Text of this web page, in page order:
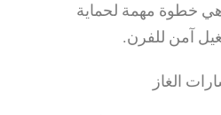
خطوة مهمة لحماية
آمن للفرن.